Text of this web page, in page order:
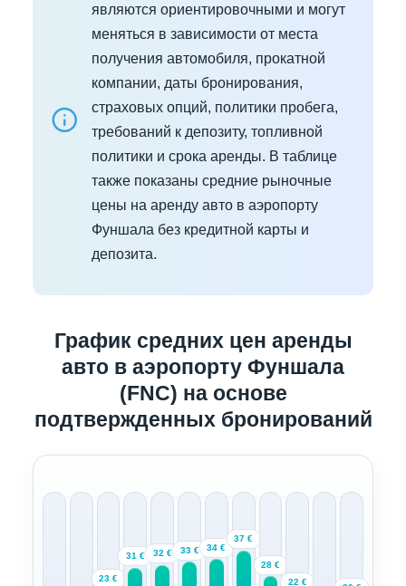
являются ориентировочными и могут
меняться в зависимости от места
получения автомобиля, прокатной
компании, даты бронирования,
страховых опций, политики пробега,
требований к депозиту, топливной
политики и срока аренды. В таблице
также показаны средние рыночные
цены на аренду авто в аэропорту
Фуншала без кредитной карты и
депозита.
График средних цен аренды
авто в аэропорту Фуншала
(FNC) на основе
подтвержденных бронирований
23 €
31 € 32 € 33 € 34 €
37 €
28 €
22 €